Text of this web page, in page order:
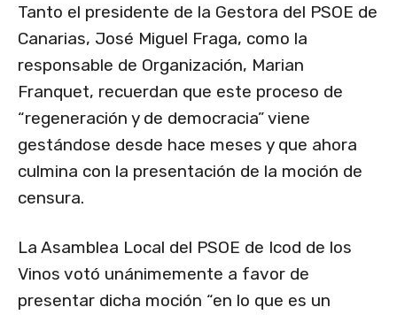
Tanto el presidente de la Gestora del PSOE de
Canarias, José Miguel Fraga, como la
responsable de Organización, Marian
Franquet, recuerdan que este proceso de
“regeneración y de democracia” viene
gestándose desde hace meses y que ahora
culmina con la presentación de la moción de
censura.
La Asamblea Local del PSOE de Icod de los
Vinos votó unánimemente a favor de
presentar dicha moción “en lo que es un